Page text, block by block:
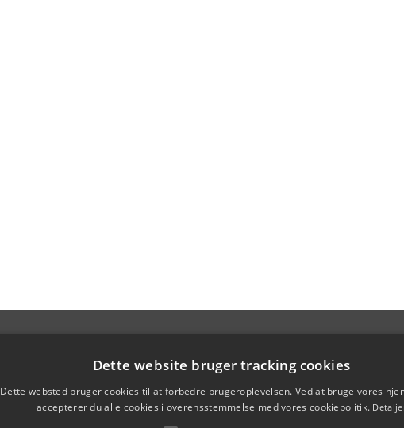
Dette website bruger tracking cookies
Dette websted bruger cookies til at forbedre brugeroplevelsen. Ved at bruge vores
accepterer du alle cookies i overensstemmelse med vores cookiepolitik.